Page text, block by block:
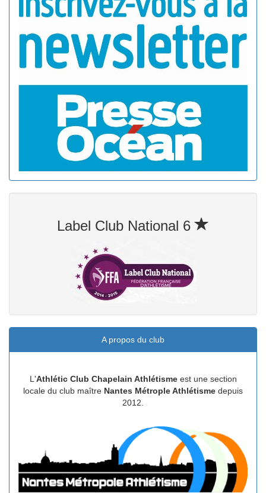
Label Club National 6
A propos du club
L'Athlétic Club Chapelain Athlétismeest une section
locale du club maître Nantes Métrople Athlétisme depuis
2012.